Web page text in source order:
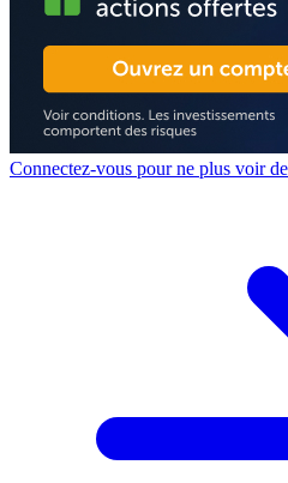
Connectez-vous pour ne plus voir